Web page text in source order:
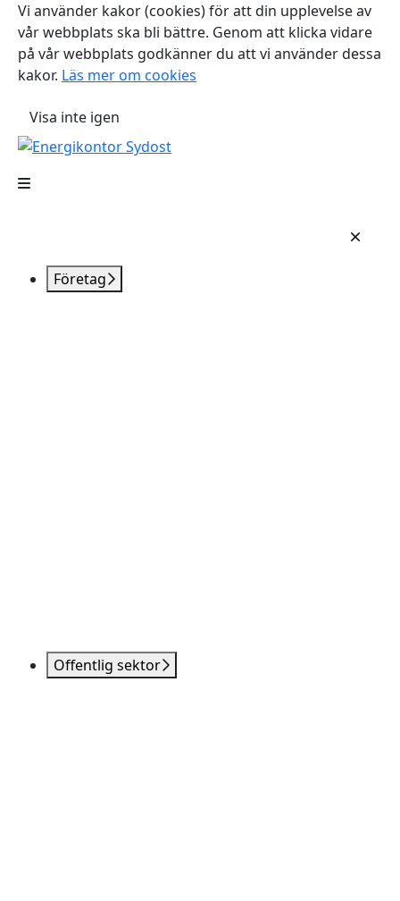
Vi använder kakor (cookies) för att din upplevelse av
vår webbplats ska bli bättre. Genom att klicka vidare
på vår webbplats godkänner du att vi använder dessa
kakor. Läs mer om cookies
Visa inte igen
Företag
Offentlig sektor